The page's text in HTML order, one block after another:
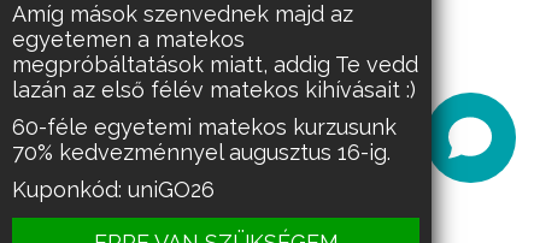
Amíg mások szenvednek majd az
egyetemen a matekos
megpróbáltatások miatt, addig Te vedd
lazán az első félév matekos kihívásait :)
60-féle egyetemi matekos kurzusunk
70% kedvezménnyel augusztus 16-ig.
Kuponkód: uniGO26